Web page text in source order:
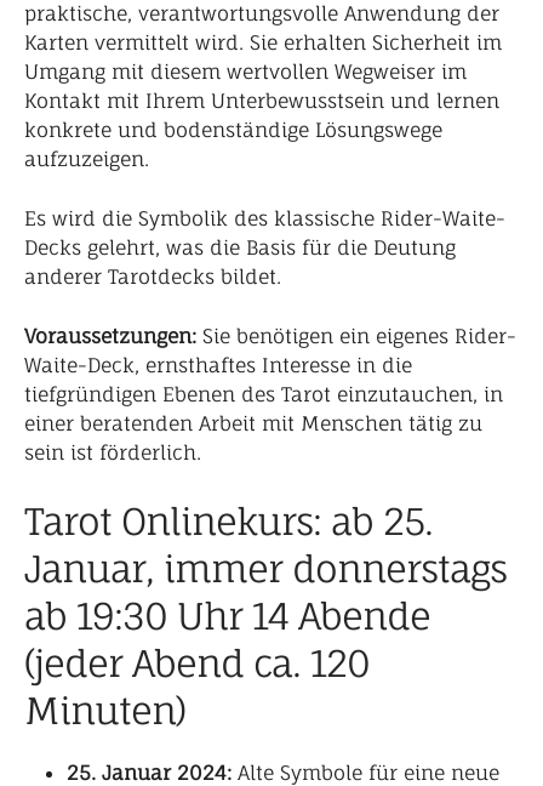
praktische, verantwortungsvolle Anwendung der
Karten vermittelt wird. Sie erhalten Sicherheit im
Umgang mit diesem wertvollen Wegweiser im
Kontakt mit Ihrem Unterbewusstsein und lernen
konkrete und bodenständige Lösungswege
aufzuzeigen.
Es wird die Symbolik des klassische Rider-Waite-
Decks gelehrt, was die Basis für die Deutung
anderer Tarotdecks bildet.
Voraussetzungen: Sie benötigen ein eigenes Rider-
Waite-Deck, ernsthaftes Interesse in die
tiefgründigen Ebenen des Tarot einzutauchen, in
einer beratenden Arbeit mit Menschen tätig zu
sein ist förderlich.
Tarot Onlinekurs: ab 25.
Januar, immer donnerstags
ab 19:30 Uhr 14 Abende
(jeder Abend ca. 120
Minuten)
25. Januar 2024: Alte Symbole für eine neue